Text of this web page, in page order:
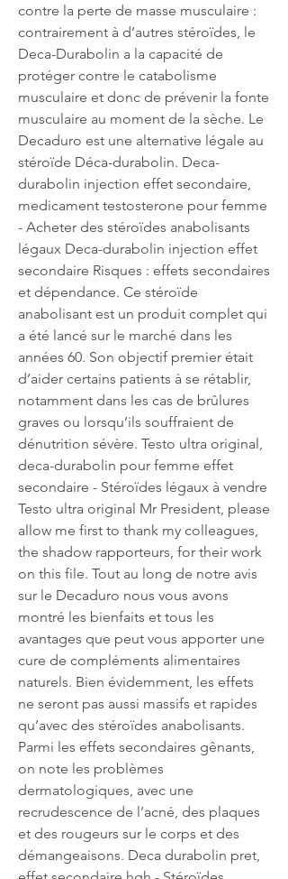
contre la perte de masse musculaire :
contrairement à d’autres stéroïdes, le
Deca-Durabolin a la capacité de
protéger contre le catabolisme
musculaire et donc de prévenir la fonte
musculaire au moment de la sèche. Le
Decaduro est une alternative légale au
stéroïde Déca-durabolin. Deca-
durabolin injection effet secondaire,
medicament testosterone pour femme
- Acheter des stéroïdes anabolisants
légaux Deca-durabolin injection effet
secondaire Risques : effets secondaires
et dépendance. Ce stéroïde
anabolisant est un produit complet qui
a été lancé sur le marché dans les
années 60. Son objectif premier était
d’aider certains patients à se rétablir,
notamment dans les cas de brûlures
graves ou lorsqu’ils souffraient de
dénutrition sévère. Testo ultra original,
deca-durabolin pour femme effet
secondaire - Stéroïdes légaux à vendre
Testo ultra original Mr President, please
allow me first to thank my colleagues,
the shadow rapporteurs, for their work
on this file. Tout au long de notre avis
sur le Decaduro nous vous avons
montré les bienfaits et tous les
avantages que peut vous apporter une
cure de compléments alimentaires
naturels. Bien évidemment, les effets
ne seront pas aussi massifs et rapides
qu’avec des stéroïdes anabolisants.
Parmi les effets secondaires gênants,
on note les problèmes
dermatologiques, avec une
recrudescence de l’acné, des plaques
et des rougeurs sur le corps et des
démangeaisons. Deca durabolin pret,